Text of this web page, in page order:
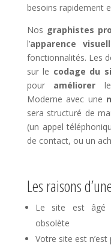
besoins rapidement
Nos graphistes
l’apparence
fonctionnalités. Les
sur le codage du
pour améliorer
Moderne avec une
sera structuré de
(un appel
de contact, ou un
Les raisons
Le site est âgé
obsolète
Votre site est n’est